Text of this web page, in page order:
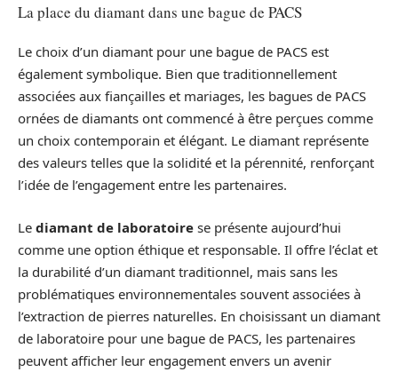
La place du diamant dans une bague de PACS
Le choix d’un diamant pour une bague de PACS est
également symbolique. Bien que traditionnellement
associées aux fiançailles et mariages, les bagues de PACS
ornées de diamants ont commencé à être perçues comme
un choix contemporain et élégant. Le diamant représente
des valeurs telles que la solidité et la pérennité, renforçant
l’idée de l’engagement entre les partenaires.
Le diamant de laboratoire se présente aujourd’hui
comme une option éthique et responsable. Il offre l’éclat et
la durabilité d’un diamant traditionnel, mais sans les
problématiques environnementales souvent associées à
l’extraction de pierres naturelles. En choisissant un diamant
de laboratoire pour une bague de PACS, les partenaires
peuvent afficher leur engagement envers un avenir